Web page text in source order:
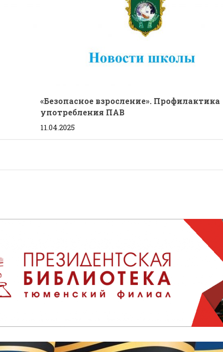
«Безопасное взросление». Профилактика
употребления ПАВ
11.04.2025